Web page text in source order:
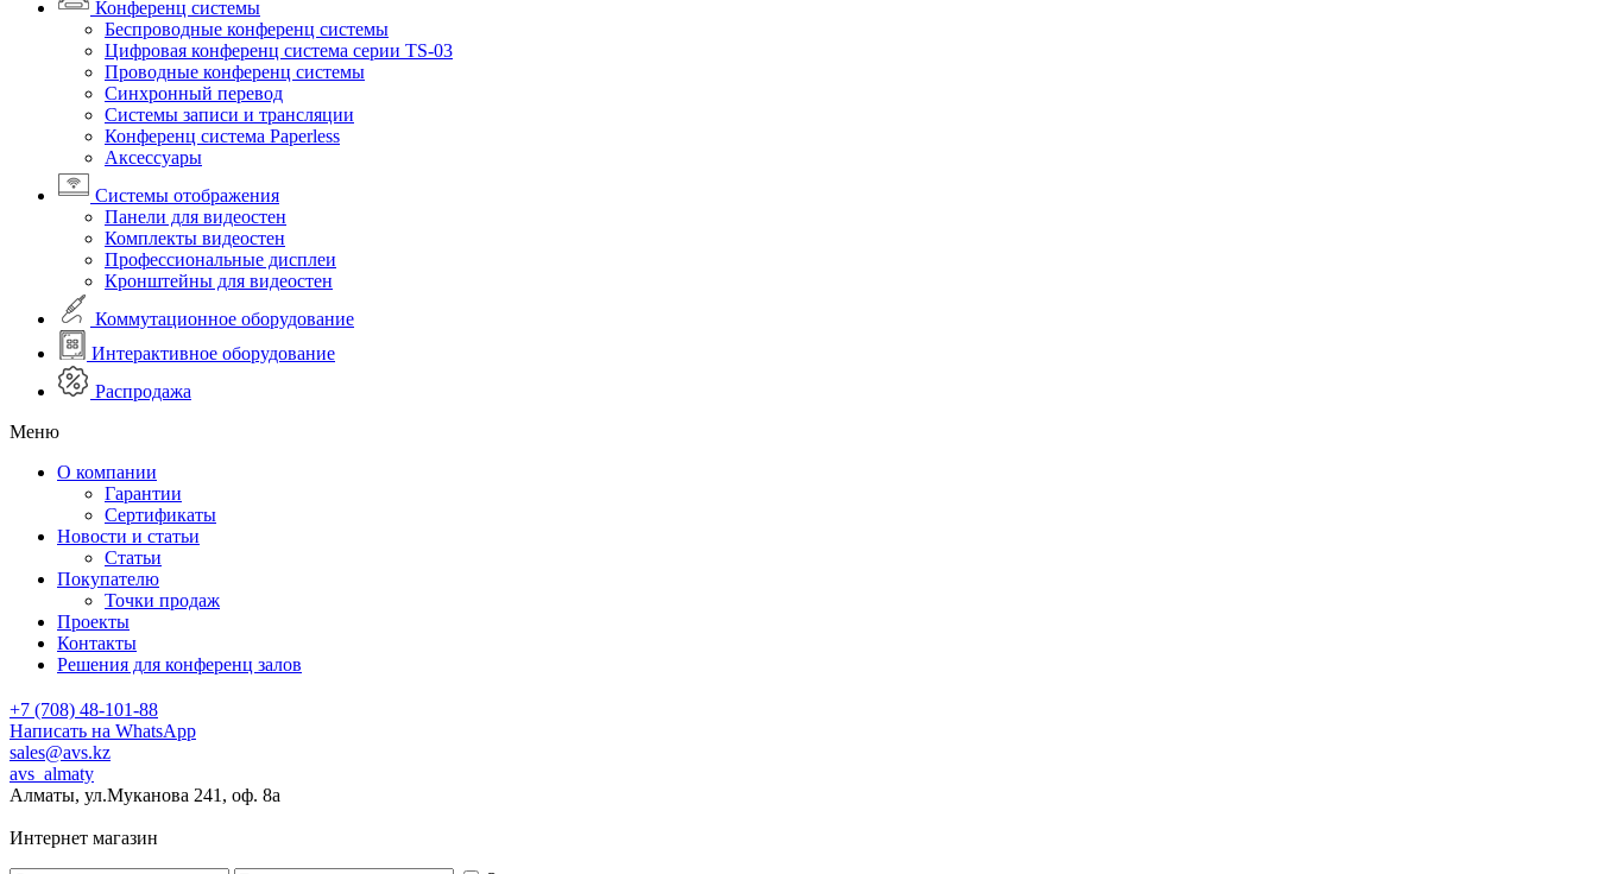
Конференц системы
Беспроводные конференц системы
Цифровая конференц система серии TS-03
Проводные конференц системы
Синхронный перевод
Системы записи и трансляции
Конференц система Paperless
Аксессуары
Системы отображения
Панели для видеостен
Комплекты видеостен
Профессиональные дисплеи
Кронштейны для видеостен
Коммутационное оборудование
Интерактивное оборудование
Распродажа
Меню
О компании
Гарантии
Сертификаты
Новости и статьи
Статьи
Покупателю
Точки продаж
Проекты
Контакты
Решения для конференц залов
+7 (708) 48-101-88
Написать на WhatsApp
sales@avs.kz
avs_almaty
Алматы, ул.Муканова 241, оф. 8а
Интернет магазин